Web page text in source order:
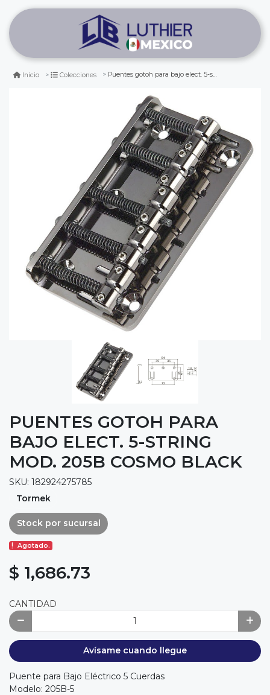
Inicio Colecciones Puentes gotoh para bajo elect. 5-string mod. 205b cosmo black
PUENTES GOTOH PARA
BAJO ELECT. 5-STRING
MOD. 205B COSMO BLACK
SKU: 182924275785
Tormek
Stock por sucursal
Agotado.
$ 1,686.73
CANTIDAD
Avísame cuando llegue
Puente para Bajo Eléctrico 5 Cuerdas
Modelo: 205B-5